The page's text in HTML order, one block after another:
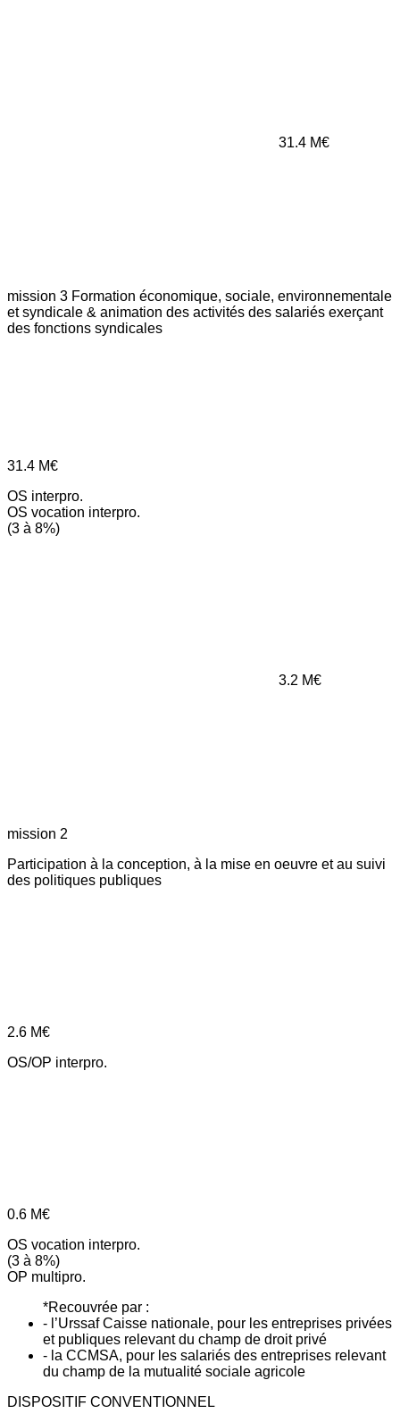
31.4 M€
mission 3 Formation économique, sociale, environnementale
et syndicale & animation des activités des salariés exerçant
des fonctions syndicales
31.4 M€
OS interpro.
OS vocation interpro.
(3 à 8%)
3.2 M€
mission 2
Participation à la conception, à la mise en oeuvre et au suivi
des politiques publiques
2.6 M€
OS/OP interpro.
0.6 M€
OS vocation interpro.
(3 à 8%)
OP multipro.
*Recouvrée par :
- l’Urssaf Caisse nationale, pour les entreprises privées
et publiques relevant du champ de droit privé
- la CCMSA, pour les salariés des entreprises relevant
du champ de la mutualité sociale agricole
DISPOSITIF CONVENTIONNEL